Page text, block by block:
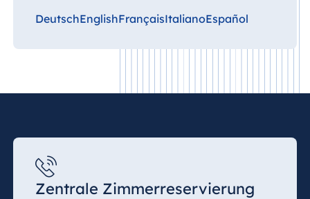
DeutschEnglishFrançaisItalianoEspañol
Zentrale Zimmerreservierung